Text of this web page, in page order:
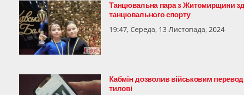
Танцювальна пара з Житомирщини
танцювального спорту
19:47, Середа, 13 Листопада, 2024
Кабмін дозволив військовим
тилові